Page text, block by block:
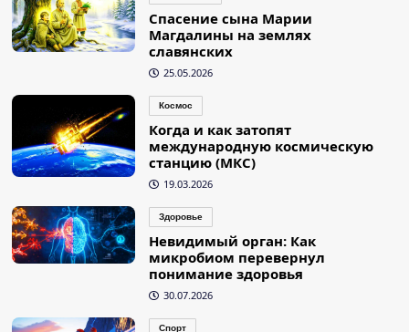
Спасение сына Марии
Магдалины на землях
славянских
25.05.2026
Космос
Когда и как затопят
международную космическую
станцию (МКС)
19.03.2026
Здоровье
Невидимый орган: Как
микробиом перевернул
понимание здоровья
30.07.2026
Спорт